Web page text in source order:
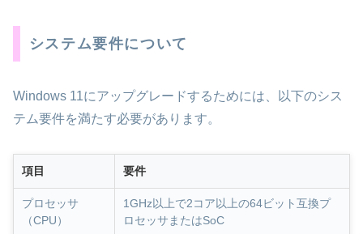
システム要件について
Windows 11にアップグレードするためには、以下のシス
テム要件を満たす必要があります。
項目 要件
プロセッサ
（CPU）
1GHz以上で2コア以上の64ビット互換プ
ロセッサまたはSoC